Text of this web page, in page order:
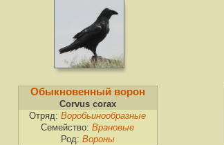
Обыкновенный ворон
Corvus corax
Отряд: Воробьинообразные
Семейство: Врановые
Род: Вороны